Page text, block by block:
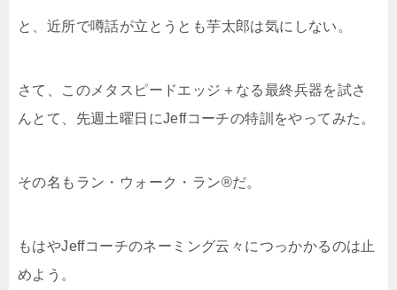
と、近所で噂話が立とうとも芋太郎は気にしない。
さて、このメタスピードエッジ＋なる最終兵器を試さ
んとて、先週土曜日にJeffコーチの特訓をやってみた。
その名もラン・ウォーク・ラン®だ。
もはやJeffコーチのネーミング云々につっかかるのは止
めよう。